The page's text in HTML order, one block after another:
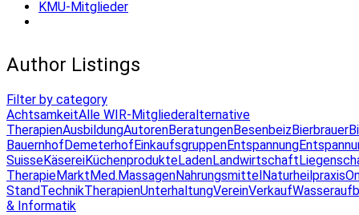
KMU-Mitglieder
Author Listings
Filter by category
AchtsamkeitAlle WIR-Mitgliederalternative
TherapienAusbildungAutorenBeratungenBesenbeizBierbrauer
BauernhofDemeterhofEinkaufsgruppenEntspannung
SuisseKäsereiKüchenprodukteLadenLandwirtschaft
TherapieMarktMed.MassagenNahrungsmittelNaturheilpraxis
StandTechnikTherapienUnterhaltungVereinVerkauf
& Informatik